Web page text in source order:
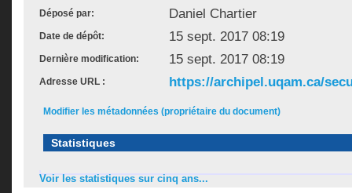
Déposé par: Daniel Chartier
Date de dépôt: 15 sept. 2017 08:19
Dernière modification: 15 sept. 2017 08:19
Adresse URL : https://archipel.uqam.ca/
Modifier les métadonnées (propriétaire du document)
Statistiques
Voir les statistiques sur cinq ans...